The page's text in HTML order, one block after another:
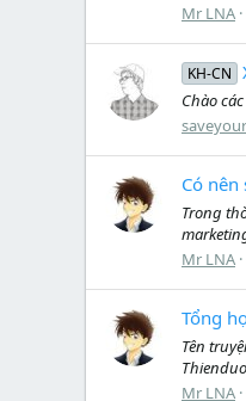
Mr LNA
KH-CN
Chào
Có
Trong
Mr LNA
Tổng
Tên
Mr LNA